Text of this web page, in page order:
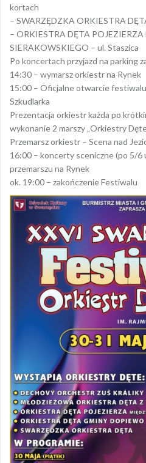
kortach
– SWARZĘDZKA ORKIESTRA
– ORKIESTRA DĘTA
SIERAKOWSKIEGO – ul. Staszica
Po koncertach przyjazd na parking
14:30 – wymarsz orkiestr na Rynek
15:00 – Oficjalne otwarcie
Szkudlarka
Prezentacja orkiestr każda po
wykonanie 2 marszy „Orkiestry
Przemarsz orkiestr – Scena nad
16:00 – koncerty sceniczne (po 5/
przemarszu na Rynek
ok. 19:00 – zakończenie Festiwalu